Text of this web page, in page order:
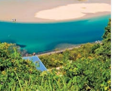
찬 일정과 함께 풍성한 식
에서 편안한 휴식을 취하
어는 편안함과 함께 소중
유로운 속도로 지역을 탐
게 안성맞춤입니다.